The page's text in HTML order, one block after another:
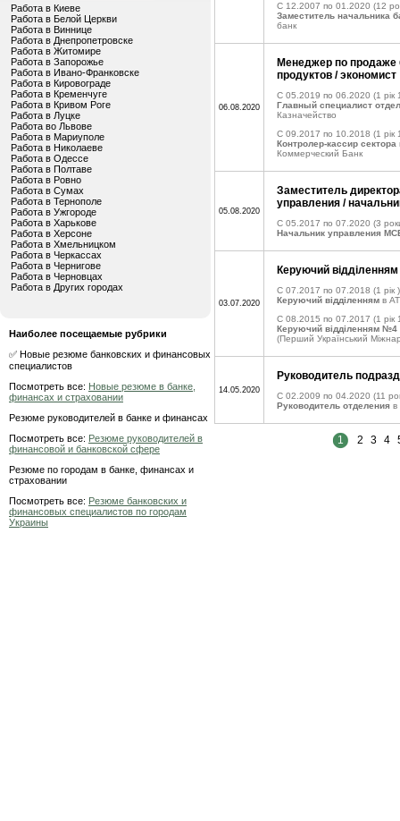
Работа в Киеве
Работа в Белой Церкви
Работа в Виннице
Работа в Днепропетровске
Работа в Житомире
Работа в Запорожье
Работа в Ивано-Франковске
Работа в Кировограде
Работа в Кременчуге
Работа в Кривом Роге
Работа в Луцке
Работа во Львове
Работа в Мариуполе
Работа в Николаеве
Работа в Одессе
Работа в Полтаве
Работа в Ровно
Работа в Сумах
Работа в Тернополе
Работа в Ужгороде
Работа в Харькове
Работа в Херсоне
Работа в Хмельницком
Работа в Черкассах
Работа в Чернигове
Работа в Черновцах
Работа в Других городах
Наиболее посещаемые рубрики
✅ Новые резюме банковских и финансовых
специалистов
Посмотреть все: Новые резюме в банке,
финансах и страховании
Резюме руководителей в банке и финансах
Посмотреть все: Резюме руководителей в
финансовой и банковской сфере
Резюме по городам в банке, финансах и
страховании
Посмотреть все: Резюме банковских и
финансовых специалистов по городам
Украины
C 12.2007 по 01.2020 (12
Заместитель начальника
банк
06.08.2020
Менеджер по продаже
продуктов / экономист
C 05.2019 по 06.2020 (1 рік
Главный специалист
Казначейство
C 09.2017 по 10.2018 (1 рік
Контролер-кассир
Коммерческий Банк
05.08.2020
Заместитель
управления /
C 05.2017 по 07.2020 (3
Начальник управления
03.07.2020
Керуючий відділенням
C 07.2017 по 07.2018 (1 рік )
Керуючий відділенням в
C 08.2015 по 07.2017 (1 рік
Керуючий відділенням №4
(Перший Український
14.05.2020
Руководитель
C 02.2009 по 04.2020 (11
Руководитель отделения
1 2 3 4